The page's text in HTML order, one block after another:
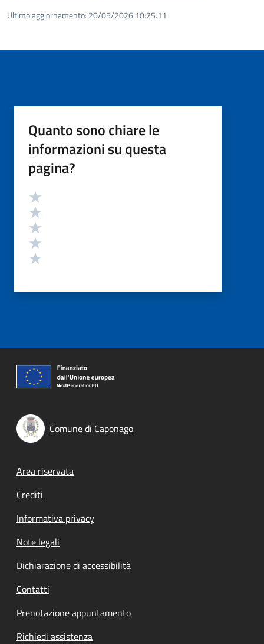
Ultimo aggiornamento: 20/05/2026 10:25.11
Quanto sono chiare le
informazioni su questa
pagina?
Valutazione
Comune di Caponago
Footer menu
Area riservata
Crediti
Informativa privacy
Note legali
Dichiarazione di accessibilità
Contatti
Prenotazione appuntamento
Richiedi assistenza